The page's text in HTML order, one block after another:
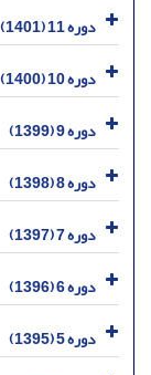
دوره 11 (1401)
دوره 10 (1400)
دوره 9 (1399)
دوره 8 (1398)
دوره 7 (1397)
دوره 6 (1396)
دوره 5 (1395)